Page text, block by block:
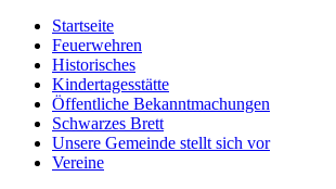
Startseite
Feuerwehren
Historisches
Kindertagesstätte
Öffentliche Bekanntmachungen
Schwarzes Brett
Unsere Gemeinde stellt sich vor
Vereine